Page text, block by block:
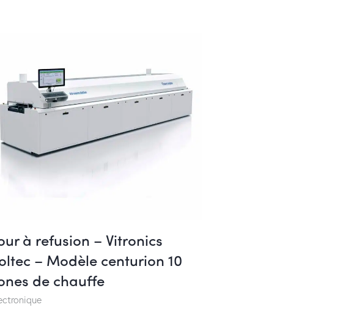
à refusion – Vitronics
– Modèle centurion 10
de chauffe